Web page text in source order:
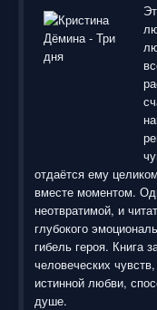
отдаётся ему
вместе моментом.
неотвратимой, и
глубокого
гибель героя. Книга
человеческих
истинной любви,
душе.